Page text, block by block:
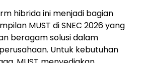
hibrida ini menjadi bagian
MUST di SNEC 2026 yang
beragam solusi dalam
Untuk kebutuhan